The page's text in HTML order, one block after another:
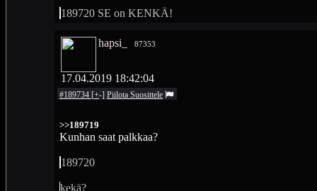
189720 SE on KENKÄ!
hapsi_ 87353
17.04.2019 18:42:04
#189734 [+-] Piilota Suosittele
>>189719
Kunhan saat palkkaa?
189720
kekä?